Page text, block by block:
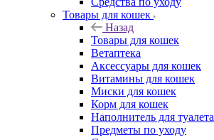
Товары для кошек
Назад
Товары для кошек
Ветаптека
Аксессуары для кошек
Витамины для кошек
Миски для кошек
Корм для кошек
Наполнитель для туалета
Предметы по уходу